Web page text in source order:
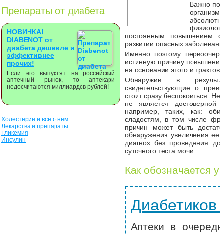
Препараты от диабета
НОВИНКА!
DIABENOT от
диабета дешевле и
эффективнее
прочих!
Если его выпустят на российский
аптечный рынок, то аптекари
недосчитаются миллиардов рублей!
Холестерин и всё о нём
Лекарства и препараты
Гликемия
Инсулин
Важно
постоянным повышением
развитии опасных
Именно поэтому
истинную причину
на основании этого и
Обнаружив в
свидетельствующие о
стоит сразу беспокоиться.
не является
например, таких, как:
сладостям, в том числе
причин может быть
обнаружения увеличения
диагноз без проведения
суточного теста мочи.
Как обозначается
Аптеки в